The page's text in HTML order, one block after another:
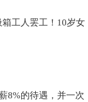
8%的待遇，并一次